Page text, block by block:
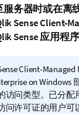
服务器时或在离
Sense Client-
Sense应用程序
Client-Managed
on Windows
访问类型。已分配
问许可证的用户可